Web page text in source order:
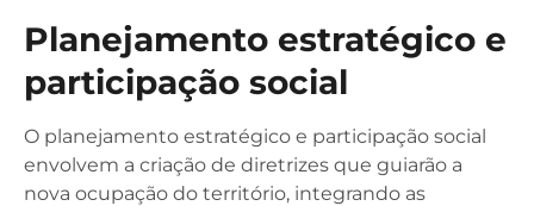
Planejamento estratégico e
participação social
O planejamento estratégico e participação social
envolvem a criação de diretrizes que guiarão a
nova ocupação do território, integrando as